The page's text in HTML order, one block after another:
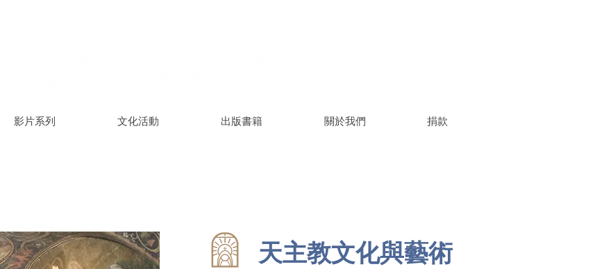
影片系列 文化活動 出版書籍 關於我們 捐款
天主教文化與藝術